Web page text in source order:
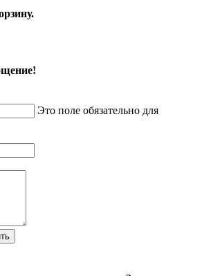
Это поле обязательно для